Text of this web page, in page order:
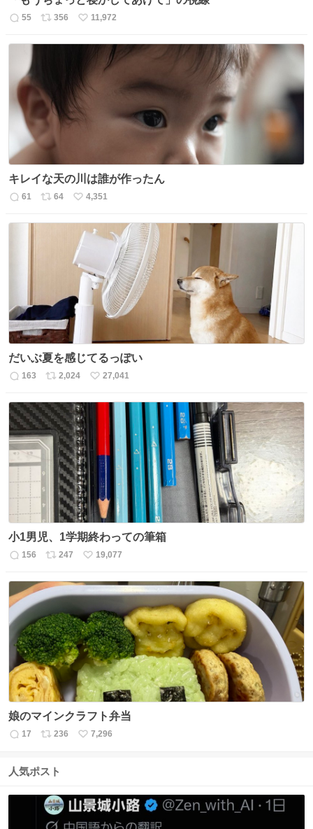
返
55
リ
356
い
11,972
キレイな天の川は誰が作ったん
返
61
リ
64
い
数
4,351
だいぶ夏を感じてるっぽい
返
数
163
リ
ス
ト
数
2,024
い
27,041
小1男児、1学期終わっての筆箱
返
数
156
リ
ス
ト
数
247
い
ね
19,077
娘のマインクラフト弁当
返
数
17
リ
ス
数
236
い
7,296
人気ポスト